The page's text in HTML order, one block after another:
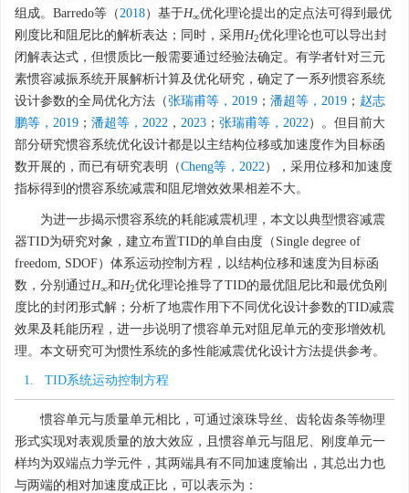
组成。Barredo等（2018）基于H∞优化理论提出的定点法可得到最优
刚度比和阻尼比的解析表达；同时，采用H2优化理论也可以导出封
闭解表达式，但惯质比一般需要通过经验法确定。有学者针对三元
素惯容减振系统开展解析计算及优化研究，确定了一系列惯容系统
设计参数的全局优化方法（张瑞甫等，2019 ； 潘超等，2019 ； 赵志
鹏等，2019 ； 潘超等，2022 ， 2023 ； 张瑞甫等，2022）。但目前大
部分研究惯容系统优化设计都是以主结构位移或加速度作为目标函
数开展的，而已有研究表明（Cheng等，2022），采用位移和加速度
指标得到的惯容系统减震和阻尼增效效果相差不大。
为进一步揭示惯容系统的耗能减震机理，本文以典型惯容减震
器TID为研究对象，建立布置TID的单自由度（Single degree of
freedom, SDOF）体系运动控制方程，以结构位移和速度为目标函
数，分别通过H∞和H2优化理论推导了TID的最优阻尼比和最优负刚
度比的封闭形式解；分析了地震作用下不同优化设计参数的TID减震
效果及耗能历程，进一步说明了惯容单元对阻尼单元的变形增效机
理。本文研究可为惯性系统的多性能减震优化设计方法提供参考。
1. TID系统运动控制方程
惯容单元与质量单元相比，可通过滚珠导丝、齿轮齿条等物理
形式实现对表观质量的放大效应，且惯容单元与阻尼、刚度单元一
样均为双端点力学元件，其两端具有不同加速度输出，其总出力也
与两端的相对加速度成正比，可以表示为：